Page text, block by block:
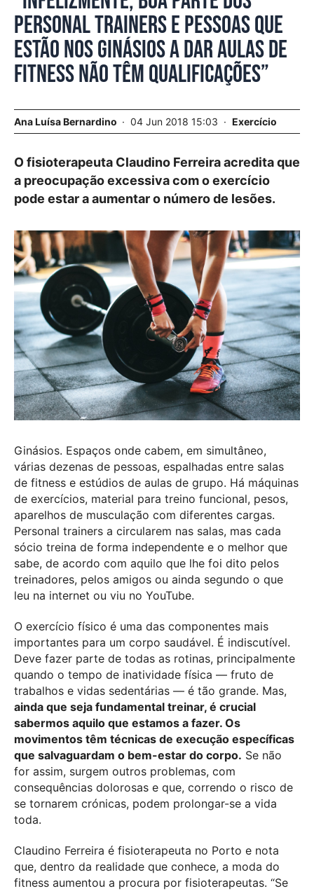
personal trainers e pessoas que
estão nos ginásios a dar aulas de
fitness não têm qualificações”
Ana Luísa Bernardino 04 Jun 2018 15:03 Exercício
O fisioterapeuta Claudino Ferreira acredita que
a preocupação excessiva com o exercício
pode estar a aumentar o número de lesões.
Ginásios. Espaços onde cabem, em simultâneo,
várias dezenas de pessoas, espalhadas entre salas
de fitness e estúdios de aulas de grupo. Há máquinas
de exercícios, material para treino funcional, pesos,
aparelhos de musculação com diferentes cargas.
Personal trainers a circularem nas salas, mas cada
sócio treina de forma independente e o melhor que
sabe, de acordo com aquilo que lhe foi dito pelos
treinadores, pelos amigos ou ainda segundo o que
leu na internet ou viu no YouTube.
O exercício físico é uma das componentes mais
importantes para um corpo saudável. É indiscutível.
Deve fazer parte de todas as rotinas, principalmente
quando o tempo de inatividade física — fruto de
trabalhos e vidas sedentárias — é tão grande. Mas,
ainda que seja fundamental treinar, é crucial
sabermos aquilo que estamos a fazer. Os
movimentos têm técnicas de execução específicas
que salvaguardam o bem-estar do corpo. Se não
for assim, surgem outros problemas, com
consequências dolorosas e que, correndo o risco de
se tornarem crónicas, podem prolongar-se a vida
toda.
Claudino Ferreira é fisioterapeuta no Porto e nota
que, dentro da realidade que conhece, a moda do
fitness aumentou a procura por fisioterapeutas. “Se